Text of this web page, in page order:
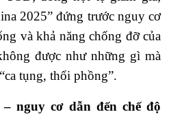
2025” đứng trước nguy cơ
và khả năng chống đỡ của
được như những gì mà
tụng, thổi phồng”.
nguy cơ dẫn đến chế độ